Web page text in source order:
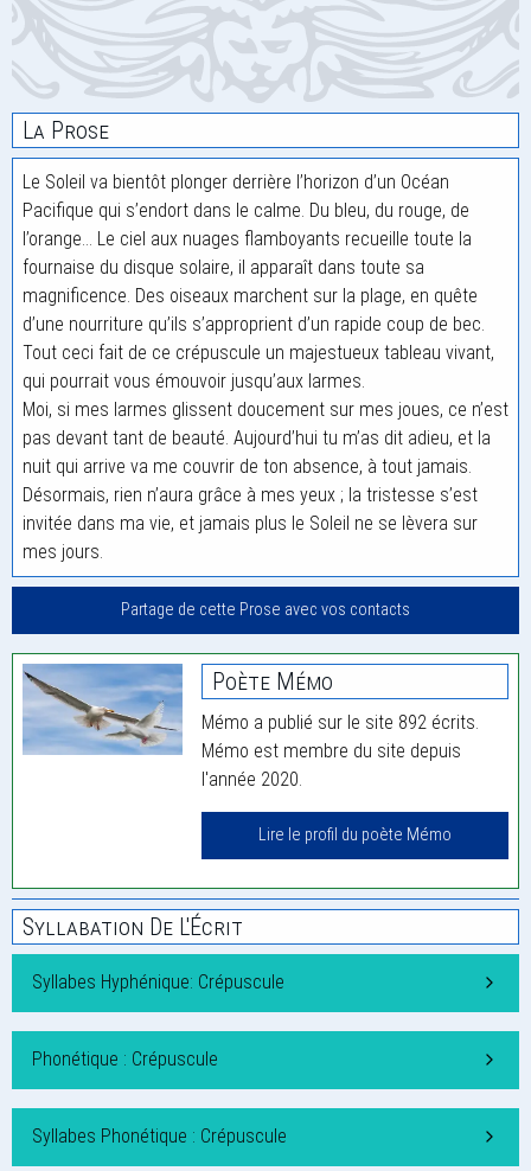
La Prose
Le Soleil va bientôt plonger derrière l’horizon d’un Océan
Pacifique qui s’endort dans le calme. Du bleu, du rouge, de
l’orange… Le ciel aux nuages flamboyants recueille toute la
fournaise du disque solaire, il apparaît dans toute sa
magnificence. Des oiseaux marchent sur la plage, en quête
d’une nourriture qu’ils s’approprient d’un rapide coup de bec.
Tout ceci fait de ce crépuscule un majestueux tableau vivant,
qui pourrait vous émouvoir jusqu’aux larmes.
Moi, si mes larmes glissent doucement sur mes joues, ce n’est
pas devant tant de beauté. Aujourd’hui tu m’as dit adieu, et la
nuit qui arrive va me couvrir de ton absence, à tout jamais.
Désormais, rien n’aura grâce à mes yeux ; la tristesse s’est
invitée dans ma vie, et jamais plus le Soleil ne se lèvera sur
mes jours.
Partage de cette Prose avec vos contacts
Poète Mémo
Mémo a publié sur le site 892 écrits.
Mémo est membre du site depuis
l'année 2020.
Lire le profil du poète Mémo
Syllabation De L'Écrit
Syllabes Hyphénique: Crépuscule
Phonétique : Crépuscule
Syllabes Phonétique : Crépuscule